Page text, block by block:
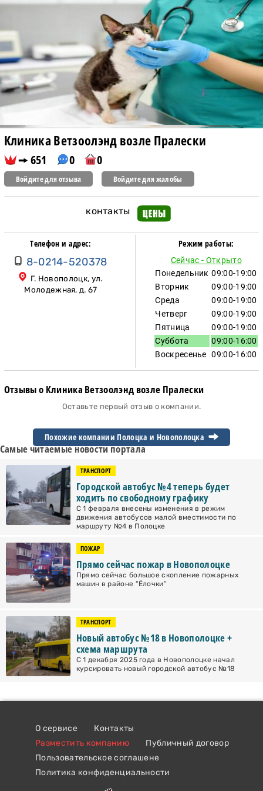
Клиника Ветзоолэнд возле Пралески
651 0 0
Войдите для отзыва Войдите для жалобы
контакты
Телефон и адрес:
8-0214-520378
Г. Новополоцк, ул.
Молодежная, д. 67
Режим работы:
Сейчас - Открыто
Понедельник 09:00-19:00
Вторник
09:00-19:00
Среда
09:00-19:00
Четверг
09:00-19:00
Пятница
09:00-19:00
Суббота
09:00-16:00
Воскресенье 09:00-16:00
Отзывы о Клиника Ветзоолэнд возле Пралески
Оставьте первый отзыв о компании.
Похожие компании Полоцка и Новополоцка
Самые читаемые новости портала
ТРАНСПОРТ
Городской автобус №4 теперь будет
ходить по свободному графику
С 1 февраля внесены изменения в режим
движения автобусов малой вместимости по
маршруту №4 в Полоцке
ПОЖАР
Прямо сейчас пожар в Новополоцке
Прямо сейчас большое скопление пожарных
машин в районе “Ёлочки”
ТРАНСПОРТ
Новый автобус №18 в Новополоцке +
схема маршрута
С 1 декабря 2025 года в Новополоцке начал
курсировать новый городской автобус №18
О сервисе
Контакты
Разместить компанию
Публичный договор
Пользовательское соглашене
Политика конфиденциальности